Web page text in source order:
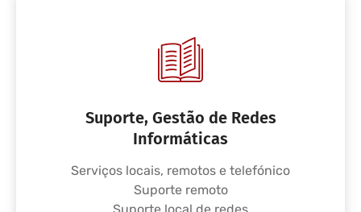
Suporte, Gestão de Redes
Informáticas
Serviços locais, remotos e telefónico
Suporte remoto